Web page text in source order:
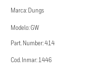
Marca: Dungs
Modelo: GW
Part. Number: 414
Cod. Inmar: 1446